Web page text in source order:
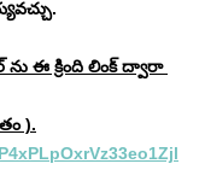
ఈ క్రింది లింక్ ద్వారా
).